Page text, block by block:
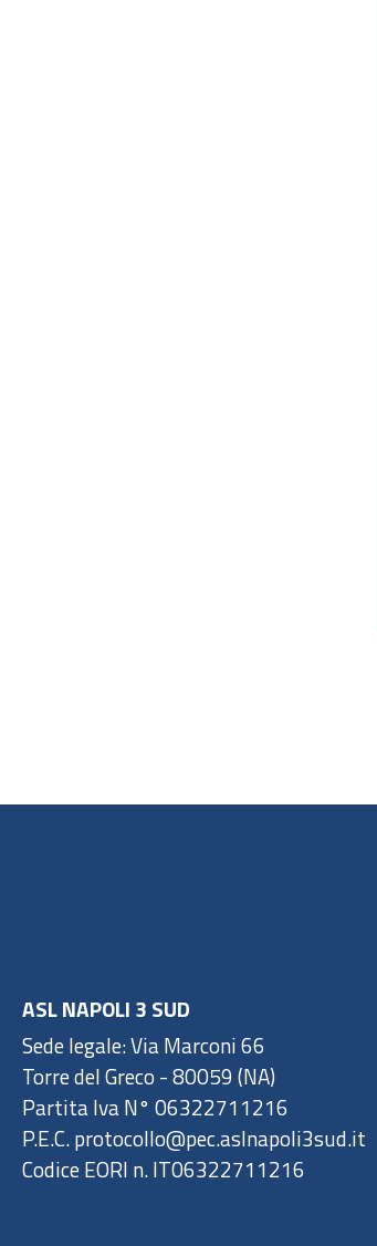
ASL NAPOLI 3 SUD
Sede legale: Via Marconi 66
Torre del Greco - 80059 (NA)
Partita Iva N° 06322711216
P.E.C. protocollo@pec.aslnapoli3sud.it
Codice EORI n. IT06322711216